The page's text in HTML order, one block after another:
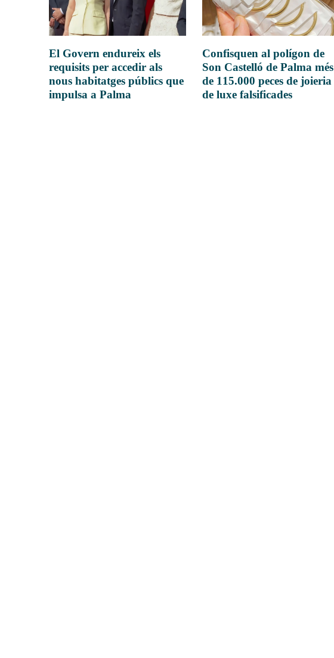
El Govern endureix els
requisits per accedir als
nous habitatges públics que
impulsa a Palma
Confisquen al polígon de
Son Castelló de Palma més
de 115.000 peces de joieria
de luxe falsificades